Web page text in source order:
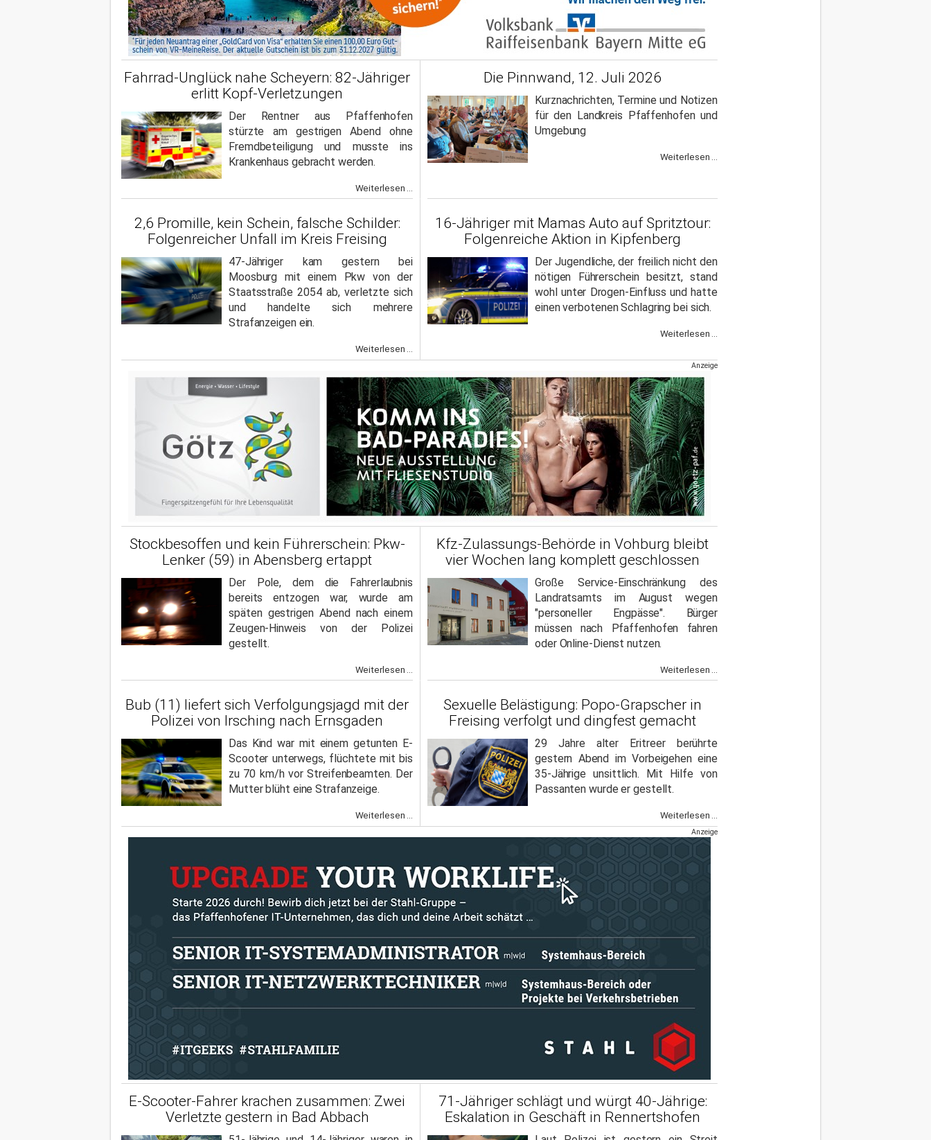
Fahrrad-Unglück nahe Scheyern: 82-Jähriger
erlitt Kopf-Verletzungen
Der Rentner aus Pfaffenhofen
stürzte am gestrigen Abend ohne
Fremdbeteiligung und musste ins
Krankenhaus gebracht werden.
Weiterlesen ...
Die Pinnwand, 12. Juli 2026
Kurznachrichten, Termine und Notizen
für den Landkreis Pfaffenhofen und
Umgebung
Weiterlesen ...
2,6 Promille, kein Schein, falsche Schilder:
Folgenreicher Unfall im Kreis Freising
47-Jähriger kam gestern bei
Moosburg mit einem Pkw von der
Staatsstraße 2054 ab, verletzte sich
und handelte sich mehrere
Strafanzeigen ein.
Weiterlesen ...
16-Jähriger mit Mamas Auto auf Spritztour:
Folgenreiche Aktion in Kipfenberg
Der Jugendliche, der freilich nicht den
nötigen Führerschein besitzt, stand
wohl unter Drogen-Einfluss und hatte
einen verbotenen Schlagring bei sich.
Weiterlesen ...
Anzeige
Stockbesoffen und kein Führerschein: Pkw-
Lenker (59) in Abensberg ertappt
Der Pole, dem die Fahrerlaubnis
bereits entzogen war, wurde am
späten gestrigen Abend nach einem
Zeugen-Hinweis von der Polizei
gestellt.
Weiterlesen ...
Kfz-Zulassungs-Behörde in Vohburg bleibt
vier Wochen lang komplett geschlossen
Große Service-Einschränkung des
Landratsamts im August wegen
"personeller Engpässe". Bürger
müssen nach Pfaffenhofen fahren
oder Online-Dienst nutzen.
Weiterlesen ...
Bub (11) liefert sich Verfolgungsjagd mit der
Polizei von Irsching nach Ernsgaden
Das Kind war mit einem getunten E-
Scooter unterwegs, flüchtete mit bis
zu 70 km/h vor Streifenbeamten. Der
Mutter blüht eine Strafanzeige.
Weiterlesen ...
Sexuelle Belästigung: Popo-Grapscher in
Freising verfolgt und dingfest gemacht
29 Jahre alter Eritreer berührte
gestern Abend im Vorbeigehen eine
35-Jährige unsittlich. Mit Hilfe von
Passanten wurde er gestellt.
Weiterlesen ...
Anzeige
E-Scooter-Fahrer krachen zusammen: Zwei
Verletzte gestern in Bad Abbach
71-Jähriger schlägt und würgt 40-Jährige:
Eskalation in Geschäft in Rennertshofen